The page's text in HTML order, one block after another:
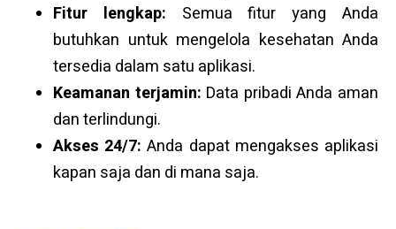
Fitur lengkap: Semua fitur yang Anda
butuhkan untuk mengelola kesehatan Anda
tersedia dalam satu aplikasi.
Keamanan terjamin: Data pribadi Anda aman
dan terlindungi.
Akses 24/7: Anda dapat mengakses aplikasi
kapan saja dan di mana saja.